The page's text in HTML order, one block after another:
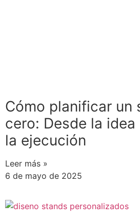
Cómo planificar un
cero: Desde la
la ejecución
Leer más »
6 de mayo de 2025